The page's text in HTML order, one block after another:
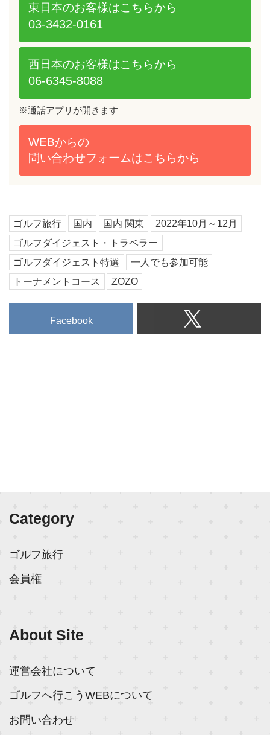
東日本のお客様はこちらから
03-3432-0161
西日本のお客様はこちらから
06-6345-8088
WEBからの
問い合わせフォームはこちらから
※通話アプリが開きます
ゴルフ旅行 国内 国内 関東
2022年10月～12月
ゴルフダイジェスト・トラベラー
ゴルフダイジェスト特選
一人でも参加可能
トーナメントコース
ZOZO
Facebook
Category
ゴルフ旅行
会員権
About Site
運営会社について
ゴルフへ行こうWEBについて
お問い合わせ